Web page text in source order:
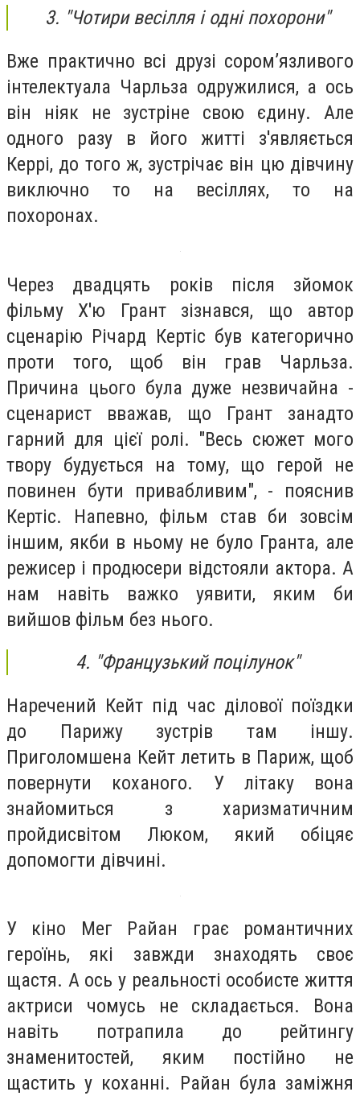
3. "Чотири весілля і одні похорони"
Вже практично всі друзі сором’язливого
інтелектуала Чарльза одружилися, а ось
він ніяк не зустріне свою єдину. Але
одного разу в його житті з'являється
Керрі, до того ж, зустрічає він цю дівчину
виключно то на весіллях, то на
похоронах.
Через двадцять років після зйомок
фільму Х'ю Грант зізнався, що автор
сценарію Річард Кертіс був категорично
проти того, щоб він грав Чарльза.
Причина цього була дуже незвичайна -
сценарист вважав, що Грант занадто
гарний для цієї ролі. "Весь сюжет мого
твору будується на тому, що герой не
повинен бути привабливим", - пояснив
Кертіс. Напевно, фільм став би зовсім
іншим, якби в ньому не було Гранта, але
режисер і продюсери відстояли актора. А
нам навіть важко уявити, яким би
вийшов фільм без нього.
4. "Французький поцілунок"
Наречений Кейт під час ділової поїздки
до Парижу зустрів там іншу.
Приголомшена Кейт летить в Париж, щоб
повернути коханого. У літаку вона
знайомиться з харизматичним
пройдисвітом Люком, який обіцяє
допомогти дівчині.
У кіно Мег Райан грає романтичних
героїнь, які завжди знаходять своє
щастя. А ось у реальності особисте життя
актриси чомусь не складається. Вона
навіть потрапила до рейтингу
знаменитостей, яким постійно не
щастить у коханні. Райан була заміжня